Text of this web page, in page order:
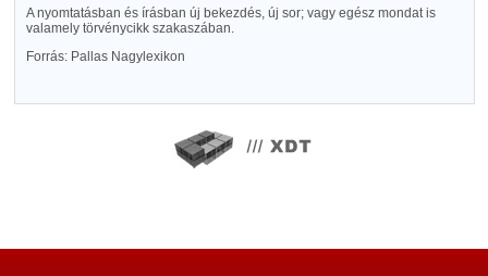
A nyomtatásban és írásban új bekezdés, új sor; vagy egész mondat is
valamely törvénycikk szakaszában.
Forrás: Pallas Nagylexikon